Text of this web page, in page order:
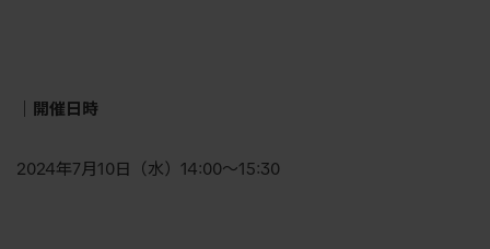
｜開催日時
2024年7月10日（水）14:00〜15:30